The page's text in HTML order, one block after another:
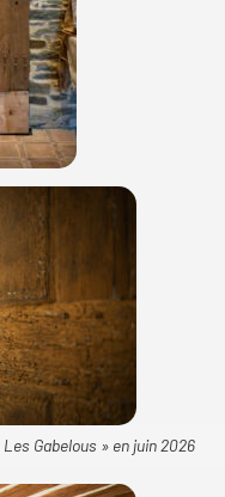
Gabelous » en juin 2026